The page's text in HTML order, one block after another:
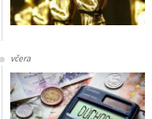
včera